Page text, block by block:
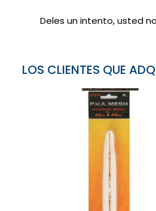
Deles un intento, usted
LOS CLIENTES QUE